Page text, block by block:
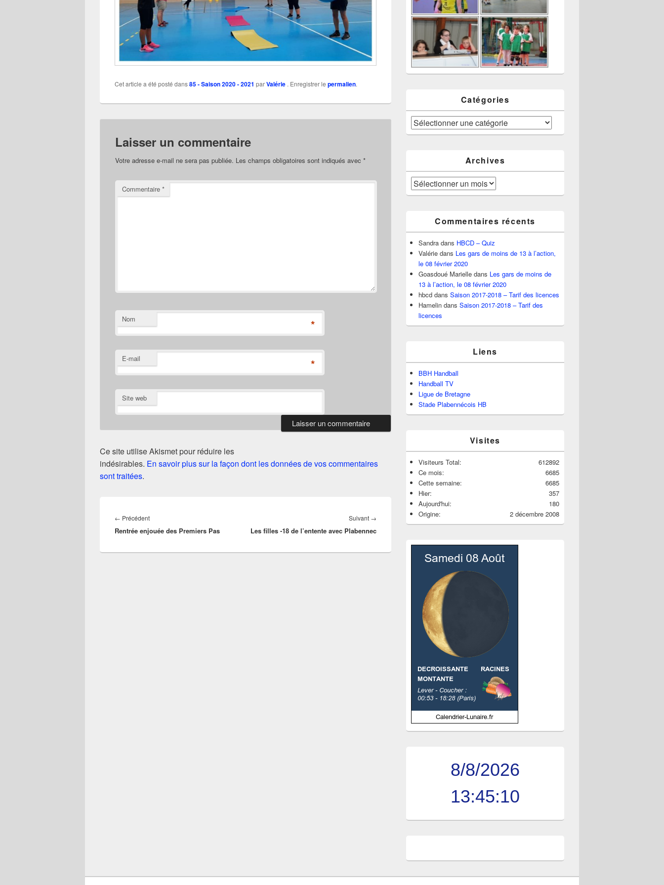
Cet article a été posté dans85 - Saison 2020 - 2021 parValérie . Enregistrer le permalien.
Laisser un commentaire
Votre adresse e-mail ne sera pas publiée. Les champs obligatoires sont indiqués avec *
Commentaire *
Nom *
E-mail *
Site web
Ce site utilise Akismet pour réduire les
indésirables. En savoir plus sur la façon dont les données de vos commentaires
sont traitées.
de
l’article
← PrécédentArticle
précédent :
Rentrée enjouée des Premiers Pas
Suivant →
suivant :
Les filles -18 de l’entente avec Plabennec
Catégories
Catégories
Archives
Archives
Commentaires récents
Sandra dans HBCD – Quiz
Valérie dans Les gars de moins de 13 à l’action,
le 08 février 2020
Goasdoué Marielle dans Les gars de moins de
13 à l’action, le 08 février 2020
hbcd dans Saison 2017-2018 – Tarif des licences
Hamelin dans Saison 2017-2018 – Tarif des
licences
Liens
BBH Handball
Handball TV
Ligue de Bretagne
Stade Plabennécois HB
Visites
612892
Visiteurs Total:
6685
Ce mois:
6685
Cette semaine:
357
Hier:
180
Aujourd'hui:
2 décembre 2008
Origine:
8/8/2026
13:45:11